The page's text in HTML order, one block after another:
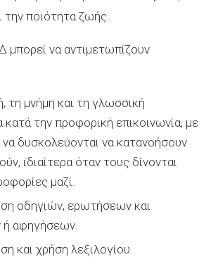
την ποιότητα ζωής.
μπορεί να αντιμετωπίζουν
τη μνήμη και τη γλωσσική
κατά την προφορική επικοινωνία, με
δυσκολεύονται να κατανοήσουν
ιδιαίτερα όταν τους δίνονται
μαζί.
οδηγιών, ερωτήσεων και
ή αφηγήσεων.
και χρήση λεξιλογίου.